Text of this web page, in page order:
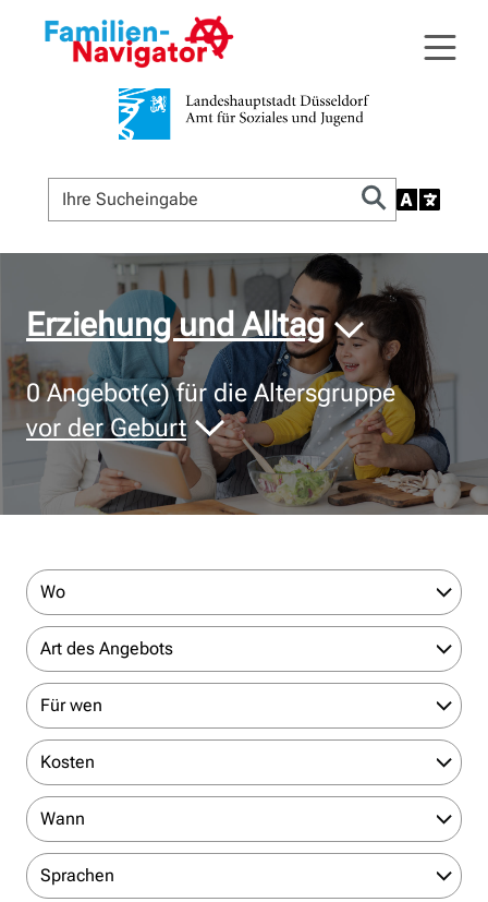
© Bildnachweis
Erziehung und Alltag
0Angebot(e) für die Altersgruppe
vor der Geburt
Wo
Art des Angebots
Für wen
Kosten
Wann
Sprachen